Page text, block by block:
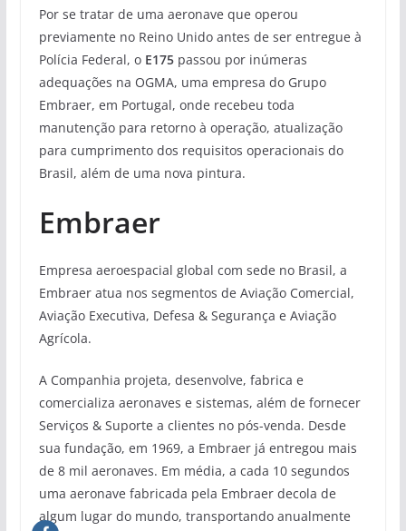
Por se tratar de uma aeronave que operou
previamente no Reino Unido antes de ser entregue à
Polícia Federal, o E175 passou por inúmeras
adequações na OGMA, uma empresa do Grupo
Embraer, em Portugal, onde recebeu toda
manutenção para retorno à operação, atualização
para cumprimento dos requisitos operacionais do
Brasil, além de uma nova pintura.
Embraer
Empresa aeroespacial global com sede no Brasil, a
Embraer atua nos segmentos de Aviação Comercial,
Aviação Executiva, Defesa & Segurança e Aviação
Agrícola.
A Companhia projeta, desenvolve, fabrica e
comercializa aeronaves e sistemas, além de fornecer
Serviços & Suporte a clientes no pós-venda. Desde
sua fundação, em 1969, a Embraer já entregou mais
de 8 mil aeronaves. Em média, a cada 10 segundos
uma aeronave fabricada pela Embraer decola de
algum lugar do mundo, transportando anualmente